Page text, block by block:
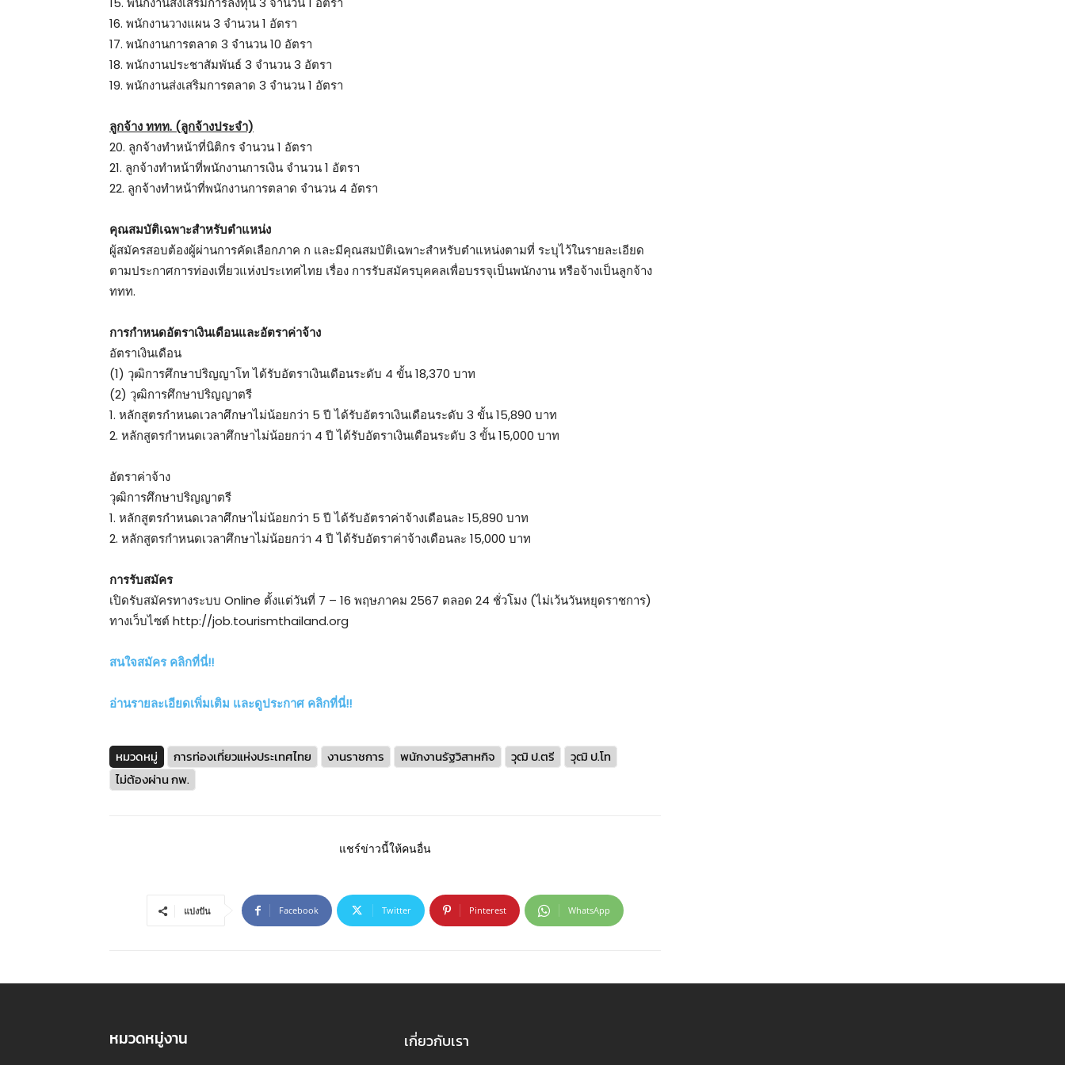
16. พนักงานวางแผน 3 จำนวน 1 อัตรา
17. พนักงานการตลาด 3 จำนวน 10 อัตรา
18. พนักงานประชาสัมพันธ์ 3 จำนวน 3 อัตรา
19. พนักงานส่งเสริมการตลาด 3 จำนวน 1 อัตรา
ลูกจ้าง ททท. (ลูกจ้างประจำ)
20. ลูกจ้างทำหน้าที่นิติกร จำนวน 1 อัตรา
21. ลูกจ้างทำหน้าที่พนักงานการเงิน จำนวน 1 อัตรา
22. ลูกจ้างทำหน้าที่พนักงานการตลาด จำนวน 4 อัตรา
คุณสมบัติเฉพาะสำหรับตำแหน่ง
ผู้สมัครสอบต้องผู้ผ่านการคัดเลือกภาค ก และมีคุณสมบัติเฉพาะสำหรับตำแหน่งตามที่ ระบุไว้ในรายละเอียด
ตามประกาศการท่องเที่ยวแห่งประเทศไทย เรื่อง การรับสมัครบุคคลเพื่อบรรจุเป็นพนักงาน หรือจ้างเป็นลูกจ้าง
ททท.
การกำหนดอัตราเงินเดือนและอัตราค่าจ้าง
อัตราเงินเดือน
(1) วุฒิการศึกษาปริญญาโท ได้รับอัตราเงินเดือนระดับ 4 ขั้น 18,370 บาท
(2) วุฒิการศึกษาปริญญาตรี
1. หลักสูตรกำหนดเวลาศึกษาไม่น้อยกว่า 5 ปี ได้รับอัตราเงินเดือนระดับ 3 ขั้น 15,890 บาท
2. หลักสูตรกำหนดเวลาศึกษาไม่น้อยกว่า 4 ปี ได้รับอัตราเงินเดือนระดับ 3 ขั้น 15,000 บาท
อัตราค่าจ้าง
วุฒิการศึกษาปริญญาตรี
1. หลักสูตรกำหนดเวลาศึกษาไม่น้อยกว่า 5 ปี ได้รับอัตราค่าจ้างเดือนละ 15,890 บาท
2. หลักสูตรกำหนดเวลาศึกษาไม่น้อยกว่า 4 ปี ได้รับอัตราค่าจ้างเดือนละ 15,000 บาท
การรับสมัคร
เปิดรับสมัครทางระบบ Online ตั้งแต่วันที่ 7 – 16 พฤษภาคม 2567 ตลอด 24 ชั่วโมง (ไม่เว้นวันหยุดราชการ)
ทางเว็บไซต์ http://job.tourismthailand.org
สนใจสมัคร คลิกที่นี่!!
อ่านรายละเอียดเพิ่มเติม และดูประกาศ คลิกที่นี่!!
หมวดหมู่ การท่องเที่ยวแห่งประเทศไทย งานราชการ พนักงานรัฐวิสาหกิจ วุฒิ ป.ตรี
วุฒิ ป.โท
ไม่ต้องผ่าน กพ.
แชร์ข่าวนี้ให้คนอื่น
แบ่งปัน Facebook Twitter Pinterest WhatsApp
หมวดหมู่งาน เกี่ยวกับเรา